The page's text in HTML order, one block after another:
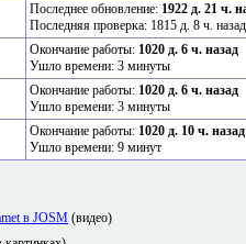
Последнее обновление: 1922 д. 21 ч.
Последняя проверка: 1815 д. 8 ч. назад
Окончание работы: 1020 д. 6 ч. назад
Ушло времени: 3 минуты
Окончание работы: 1020 д. 6 ч. назад
Ушло времени: 3 минуты
Окончание работы: 1020 д. 10 ч. назад
Ушло времени: 9 минут
в JOSM (видео)